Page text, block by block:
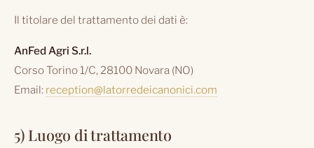
Il titolare del trattamento dei dati è:
AnFed Agri S.r.l.
Corso Torino 1/C, 28100 Novara (NO)
Email: reception@latorredeicanonici.com
5) Luogo di trattamento